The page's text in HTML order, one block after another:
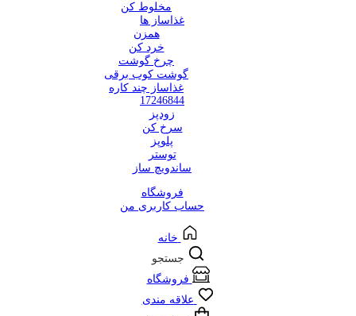
مخلوط کن
غذاساز ها
همزن
خرد کن
چرخ گوشت
گوشت کوب برقی
غذاساز چند کاره
17246844
زودپز
سرخ کن
پلوپز
توستر
ساندویچ ساز
فروشگاه
حساب کاربری من
خانه
جستجو
فروشگاه
علاقه مندی